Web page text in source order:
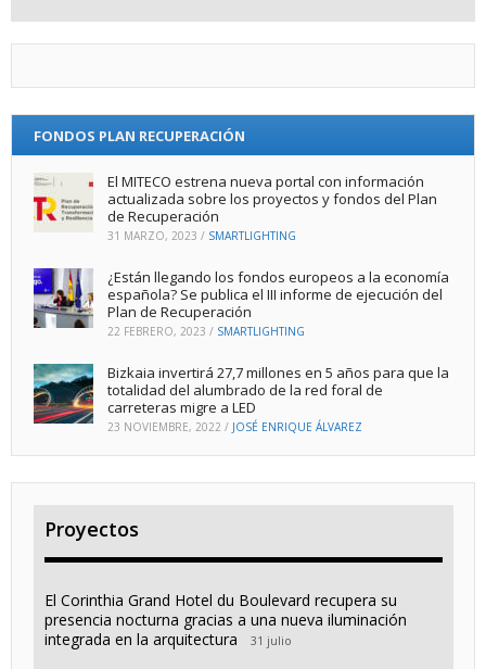
FONDOS PLAN RECUPERACIÓN
El MITECO estrena nueva portal con información
actualizada sobre los proyectos y fondos del Plan
de Recuperación
31 MARZO, 2023 / SMARTLIGHTING
¿Están llegando los fondos europeos a la economía
española? Se publica el III informe de ejecución del
Plan de Recuperación
22 FEBRERO, 2023 / SMARTLIGHTING
Bizkaia invertirá 27,7 millones en 5 años para que la
totalidad del alumbrado de la red foral de
carreteras migre a LED
23 NOVIEMBRE, 2022 / JOSÉ ENRIQUE ÁLVAREZ
Proyectos
El Corinthia Grand Hotel du Boulevard recupera su
presencia nocturna gracias a una nueva iluminación
integrada en la arquitectura
31 julio